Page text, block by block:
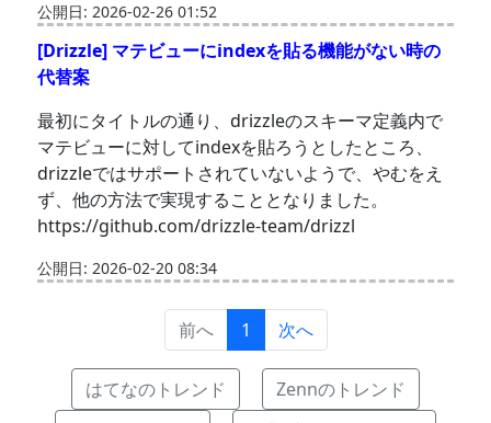
公開日: 2026-02-26 01:52
[Drizzle] マテビューにindexを貼る機能がない時の
代替案
最初にタイトルの通り、drizzleのスキーマ定義内で
マテビューに対してindexを貼ろうとしたところ、
drizzleではサポートされていないようで、やむをえ
ず、他の方法で実現することとなりました。
https://github.com/drizzle-team/drizzl
公開日: 2026-02-20 08:34
前へ 1 次へ
はてなのトレンド
Zennのトレンド